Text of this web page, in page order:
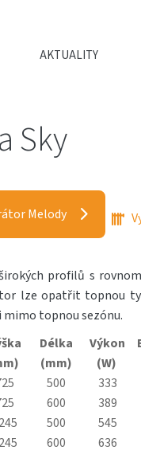
AKTUALITY
Sky
Melody
profilů s
lze opatřit topnou
mimo topnou sezónu.
Délka
(mm)
Výkon
(W)
500 333
600 389
500 545
600 636